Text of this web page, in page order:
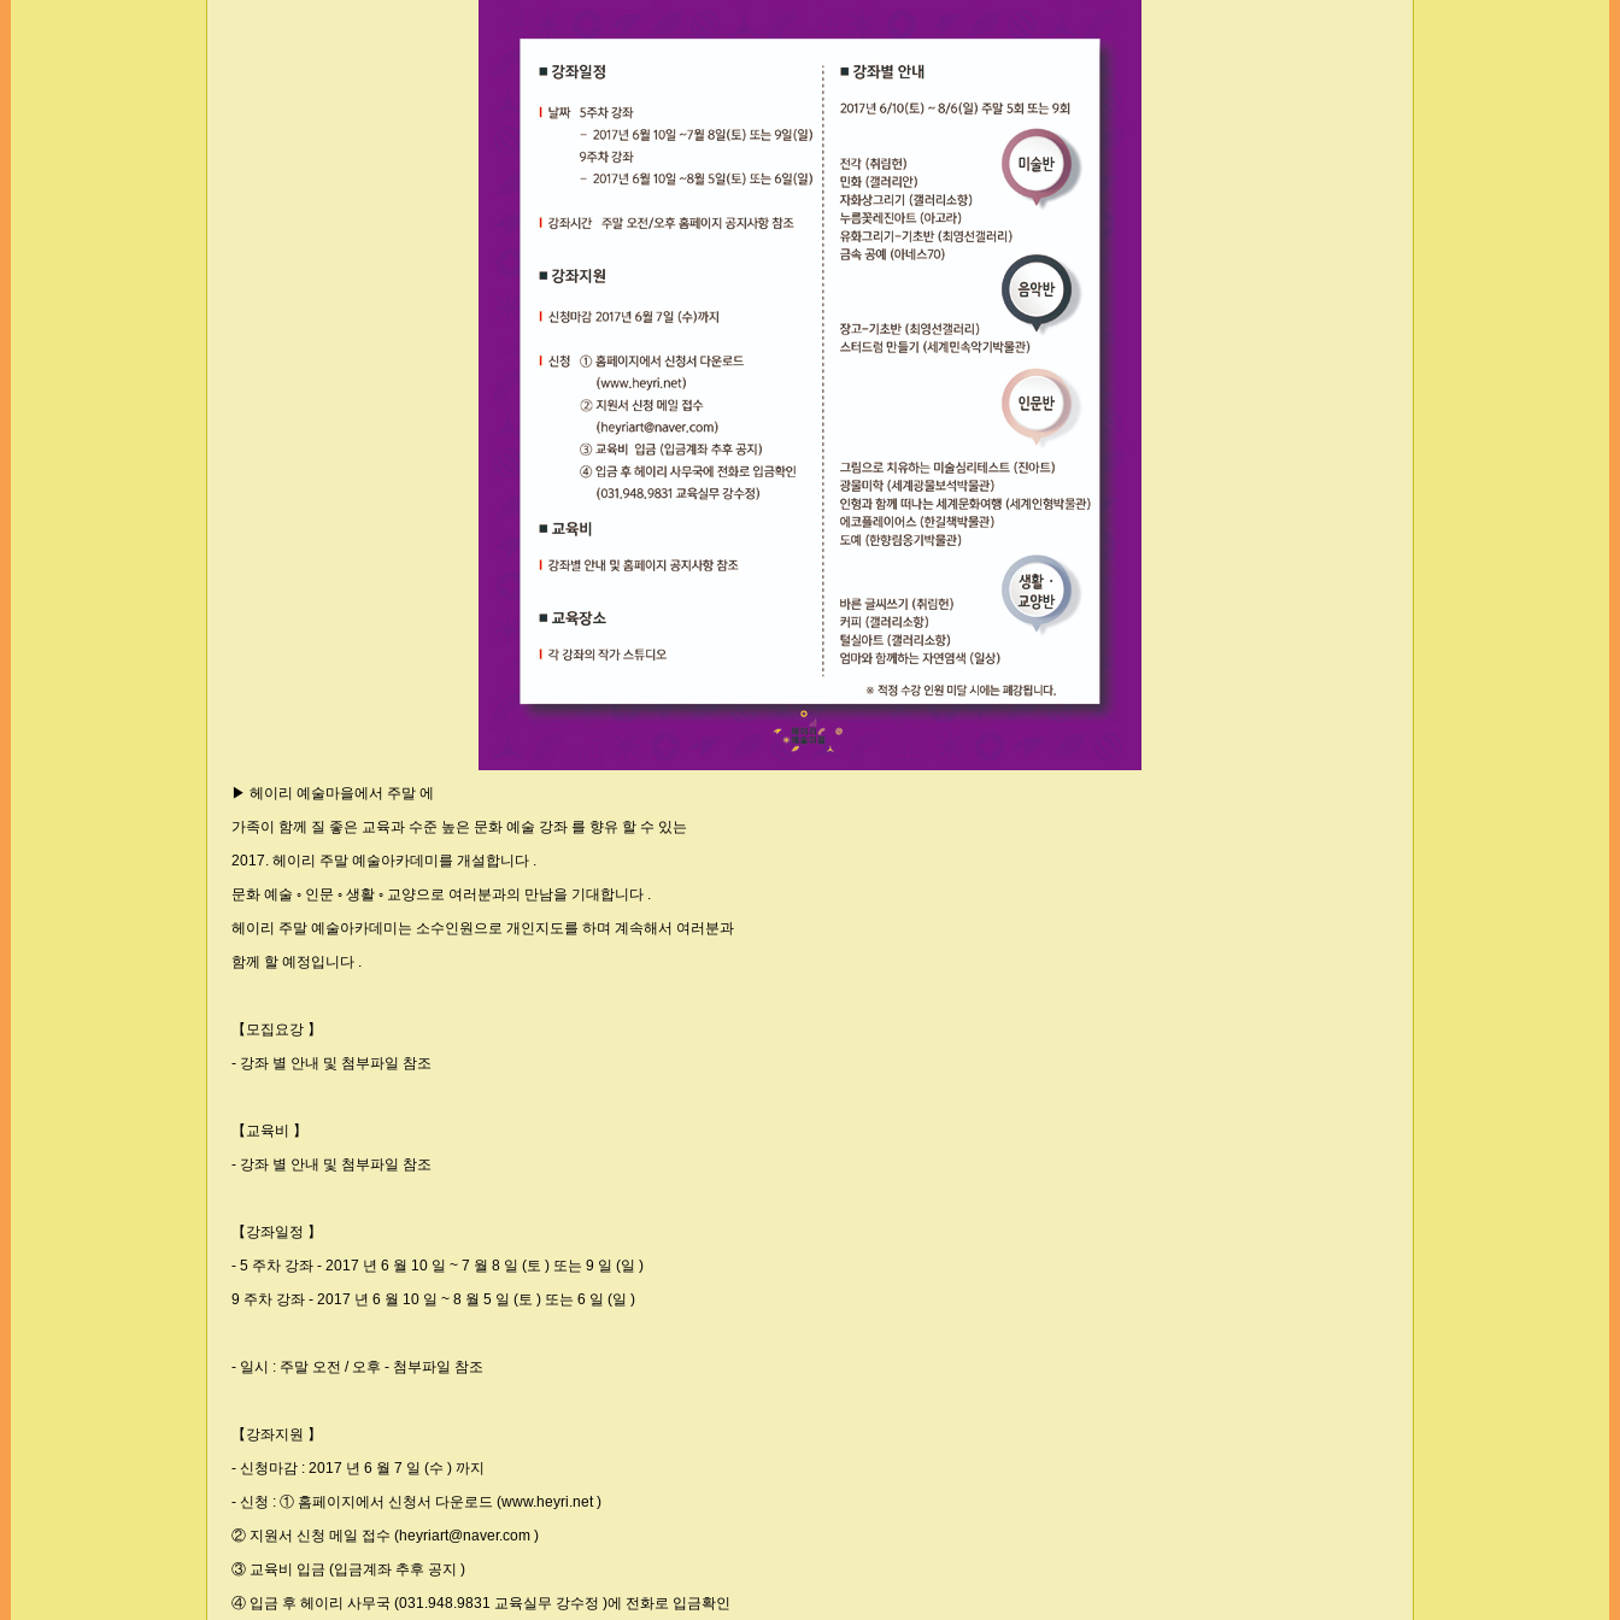
▶ 헤이리 예술마을에서 주말 에
가족이 함께 질 좋은 교육과 수준 높은 문화 예술 강좌 를 향유 할 수 있는
2017. 헤이리 주말 예술아카데미를 개설합니다 .
문화 예술 ◦ 인문 ◦ 생활 ◦ 교양으로 여러분과의 만남을 기대합니다 .
헤이리 주말 예술아카데미는 소수인원으로 개인지도를 하며 계속해서 여러분과
함께 할 예정입니다 .
【모집요강 】
- 강좌 별 안내 및 첨부파일 참조
【교육비 】
- 강좌 별 안내 및 첨부파일 참조
【강좌일정 】
- 5 주차 강좌 - 2017 년 6 월 10 일 ~ 7 월 8 일 (토 ) 또는 9 일 (일 )
9 주차 강좌 - 2017 년 6 월 10 일 ~ 8 월 5 일 (토 ) 또는 6 일 (일 )
- 일시 : 주말 오전 / 오후 - 첨부파일 참조
【강좌지원 】
- 신청마감 : 2017 년 6 월 7 일 (수 ) 까지
- 신청 : ① 홈페이지에서 신청서 다운로드 (www.heyri.net )
② 지원서 신청 메일 접수 (heyriart@naver.com )
③ 교육비 입금 (입금계좌 추후 공지 )
④ 입금 후 헤이리 사무국 (031.948.9831 교육실무 강수정 )에 전화로 입금확인